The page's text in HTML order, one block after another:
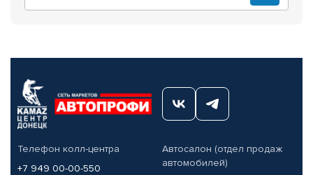
Телефон колл-центра
+7 949 00-00-550
Автосалон (отдел продаж
автомобилей)